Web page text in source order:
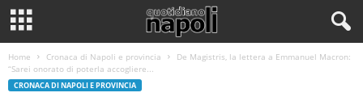
Home Cronaca di Napoli e provincia
De Magistris, la lettera a Emmanuel Macron:
“Sarei onorato di poterla accogliere...
CRONACA DI NAPOLI E PROVINCIA